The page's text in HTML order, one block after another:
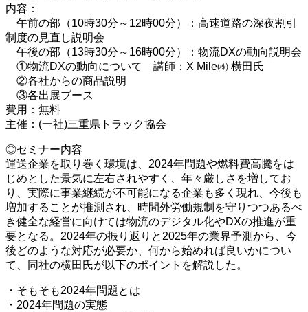
内容：
午前の部（10時30分～12時00分）：高速道路の深夜割引
制度の見直し説明会
午後の部（13時30分～16時00分）：物流DXの動向説明会
①物流DXの動向について 講師：X Mile㈱ 横田氏
②各社からの商品説明
③各出展ブース
費用：無料
主催：(一社)三重県トラック協会
◎セミナー内容
運送企業を取り巻く環境は、2024年問題や燃料費高騰をは
じめとした景気に左右されやすく、年々厳しさを増してお
り、実際に事業継続が不可能になる企業も多く現れ、今後も
増加することが推測され、時間外労働規制を守りつつあるべ
き健全な経営に向けては物流のデジタル化やDXの推進が重
要となる。2024年の振り返りと2025年の業界予測から、今
後どのような対応が必要か、何から始めれば良いかについ
て、同社の横田氏が以下のポイントを解説した。
・そもそも2024年問題とは
・2024年問題の実態